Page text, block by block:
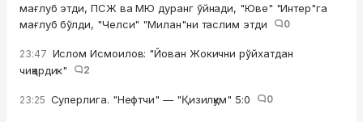
мағлуб этди, ПСЖ ва МЮ дуранг ўйнади, "Юве" "Интер"га
мағлуб бўлди, "Челси" "Милан"ни таслим этди
0
23:47 Ислом Исмоилов: "Йован Жокични рўйхатдан
чиқардик"
2
23:25 Суперлига. "Нефтчи" — "Қизилқум" 5:0 0